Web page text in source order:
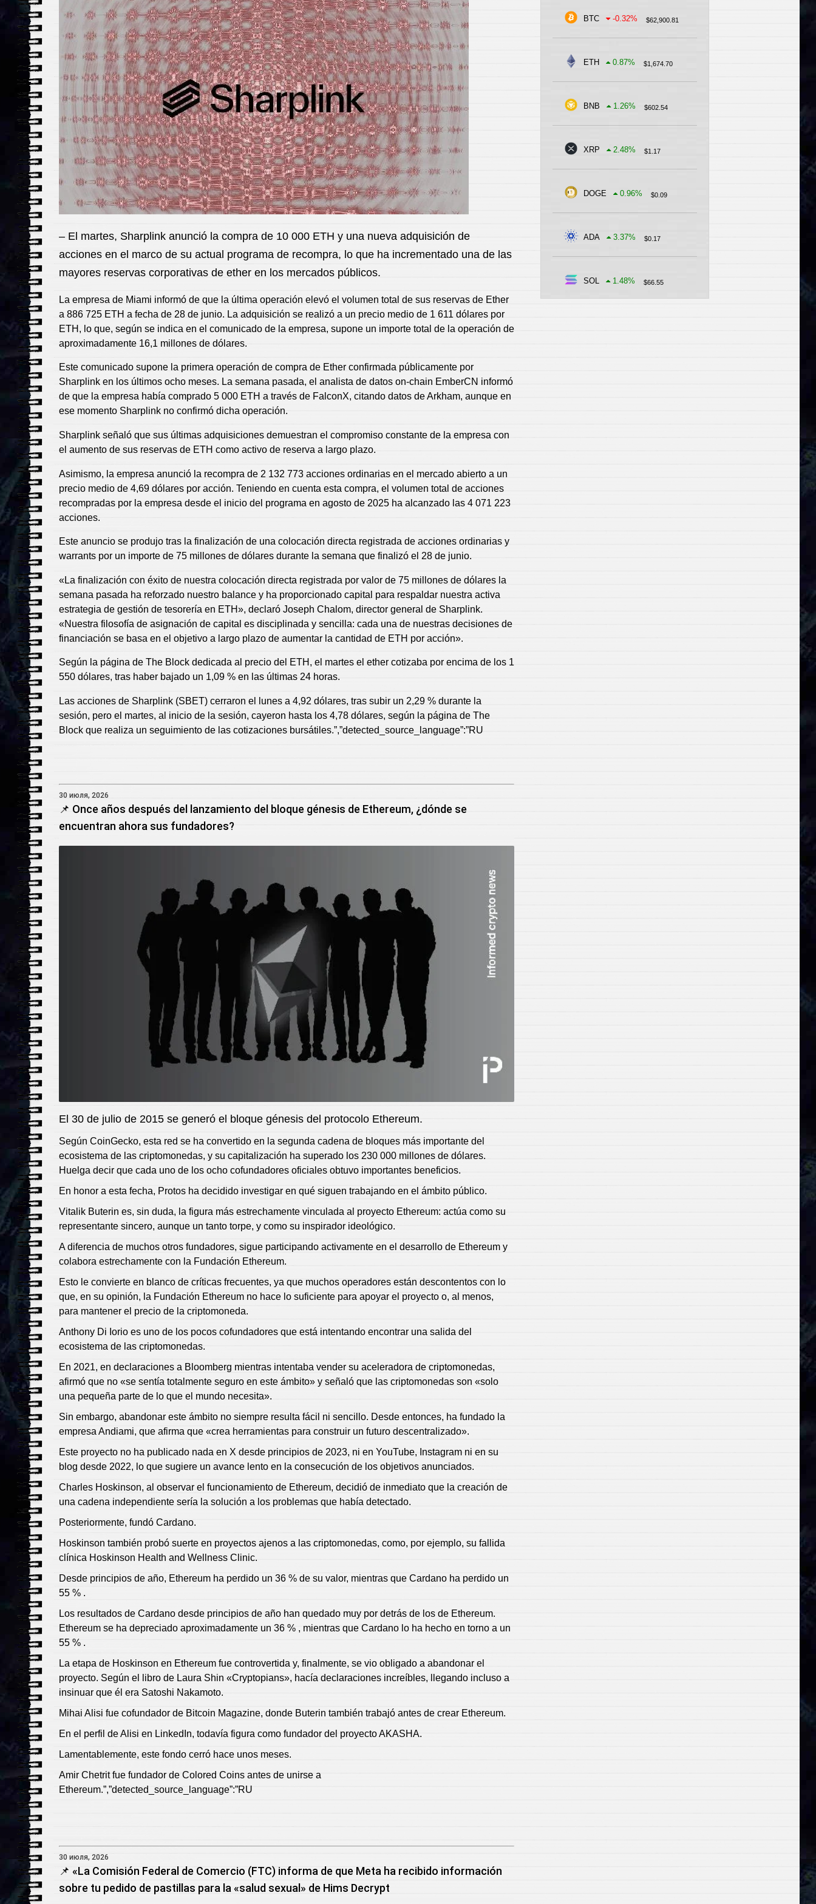
– El martes, Sharplink anunció la compra de 10 000 ETH y una nueva adquisición de
acciones en el marco de su actual programa de recompra, lo que ha incrementado una de las
mayores reservas corporativas de ether en los mercados públicos.
La empresa de Miami informó de que la última operación elevó el volumen total de sus reservas de Ether
a 886 725 ETH a fecha de 28 de junio. La adquisición se realizó a un precio medio de 1 611 dólares por
ETH, lo que, según se indica en el comunicado de la empresa, supone un importe total de la operación de
aproximadamente 16,1 millones de dólares.
Este comunicado supone la primera operación de compra de Ether confirmada públicamente por
Sharplink en los últimos ocho meses. La semana pasada, el analista de datos on-chain EmberCN informó
de que la empresa había comprado 5 000 ETH a través de FalconX, citando datos de Arkham, aunque en
ese momento Sharplink no confirmó dicha operación.
Sharplink señaló que sus últimas adquisiciones demuestran el compromiso constante de la empresa con
el aumento de sus reservas de ETH como activo de reserva a largo plazo.
Asimismo, la empresa anunció la recompra de 2 132 773 acciones ordinarias en el mercado abierto a un
precio medio de 4,69 dólares por acción. Teniendo en cuenta esta compra, el volumen total de acciones
recompradas por la empresa desde el inicio del programa en agosto de 2025 ha alcanzado las 4 071 223
acciones.
Este anuncio se produjo tras la finalización de una colocación directa registrada de acciones ordinarias y
warrants por un importe de 75 millones de dólares durante la semana que finalizó el 28 de junio.
«La finalización con éxito de nuestra colocación directa registrada por valor de 75 millones de dólares la
semana pasada ha reforzado nuestro balance y ha proporcionado capital para respaldar nuestra activa
estrategia de gestión de tesorería en ETH», declaró Joseph Chalom, director general de Sharplink.
«Nuestra filosofía de asignación de capital es disciplinada y sencilla: cada una de nuestras decisiones de
financiación se basa en el objetivo a largo plazo de aumentar la cantidad de ETH por acción».
Según la página de The Block dedicada al precio del ETH, el martes el ether cotizaba por encima de los 1
550 dólares, tras haber bajado un 1,09 % en las últimas 24 horas.
Las acciones de Sharplink (SBET) cerraron el lunes a 4,92 dólares, tras subir un 2,29 % durante la
sesión, pero el martes, al inicio de la sesión, cayeron hasta los 4,78 dólares, según la página de The
Block que realiza un seguimiento de las cotizaciones bursátiles.”,”detected_source_language”:”RU
30 июля, 2026
📌 Once años después del lanzamiento del bloque génesis de Ethereum, ¿dónde se
encuentran ahora sus fundadores?
El 30 de julio de 2015 se generó el bloque génesis del protocolo Ethereum.
Según CoinGecko, esta red se ha convertido en la segunda cadena de bloques más importante del
ecosistema de las criptomonedas, y su capitalización ha superado los 230 000 millones de dólares.
Huelga decir que cada uno de los ocho cofundadores oficiales obtuvo importantes beneficios.
En honor a esta fecha, Protos ha decidido investigar en qué siguen trabajando en el ámbito público.
Vitalik Buterin es, sin duda, la figura más estrechamente vinculada al proyecto Ethereum: actúa como su
representante sincero, aunque un tanto torpe, y como su inspirador ideológico.
A diferencia de muchos otros fundadores, sigue participando activamente en el desarrollo de Ethereum y
colabora estrechamente con la Fundación Ethereum.
Esto le convierte en blanco de críticas frecuentes, ya que muchos operadores están descontentos con lo
que, en su opinión, la Fundación Ethereum no hace lo suficiente para apoyar el proyecto o, al menos,
para mantener el precio de la criptomoneda.
Anthony Di Iorio es uno de los pocos cofundadores que está intentando encontrar una salida del
ecosistema de las criptomonedas.
En 2021, en declaraciones a Bloomberg mientras intentaba vender su aceleradora de criptomonedas,
afirmó que no «se sentía totalmente seguro en este ámbito» y señaló que las criptomonedas son «solo
una pequeña parte de lo que el mundo necesita».
Sin embargo, abandonar este ámbito no siempre resulta fácil ni sencillo. Desde entonces, ha fundado la
empresa Andiami, que afirma que «crea herramientas para construir un futuro descentralizado».
Este proyecto no ha publicado nada en X desde principios de 2023, ni en YouTube, Instagram ni en su
blog desde 2022, lo que sugiere un avance lento en la consecución de los objetivos anunciados.
Charles Hoskinson, al observar el funcionamiento de Ethereum, decidió de inmediato que la creación de
una cadena independiente sería la solución a los problemas que había detectado.
Posteriormente, fundó Cardano.
Hoskinson también probó suerte en proyectos ajenos a las criptomonedas, como, por ejemplo, su fallida
clínica Hoskinson Health and Wellness Clinic.
Desde principios de año, Ethereum ha perdido un 36 % de su valor, mientras que Cardano ha perdido un
55 % .
Los resultados de Cardano desde principios de año han quedado muy por detrás de los de Ethereum.
Ethereum se ha depreciado aproximadamente un 36 % , mientras que Cardano lo ha hecho en torno a un
55 % .
La etapa de Hoskinson en Ethereum fue controvertida y, finalmente, se vio obligado a abandonar el
proyecto. Según el libro de Laura Shin «Cryptopians», hacía declaraciones increíbles, llegando incluso a
insinuar que él era Satoshi Nakamoto.
Mihai Alisi fue cofundador de Bitcoin Magazine, donde Buterin también trabajó antes de crear Ethereum.
En el perfil de Alisi en LinkedIn, todavía figura como fundador del proyecto AKASHA.
Lamentablemente, este fondo cerró hace unos meses.
Amir Chetrit fue fundador de Colored Coins antes de unirse a
Ethereum.”,”detected_source_language”:”RU
30 июля, 2026
📌 «La Comisión Federal de Comercio (FTC) informa de que Meta ha recibido información
sobre tu pedido de pastillas para la «salud sexual» de Hims Decrypt
$62,900.81
BTC -0.32%
$1,674.70
ETH 0.87%
$602.54
BNB 1.26%
$1.17
XRP 2.48%
$0.09
DOGE 0.96%
$0.17
ADA 3.37%
$66.55
SOL 1.48%